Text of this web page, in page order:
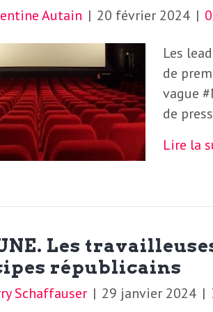
Autain | 20 février 2024 |
Les
de
vague
de
Lire la
Les
républicains
Schaffauser | 29 janvier 2024 |